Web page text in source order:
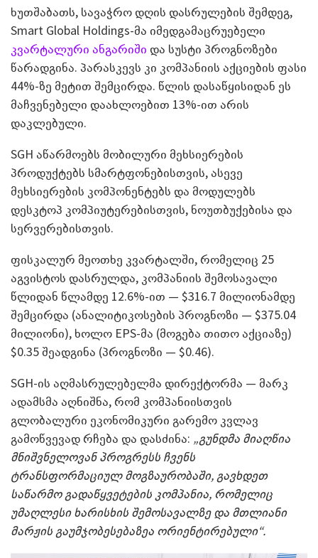
ხუთშაბათს, სავაჭრო დღის დასრულების შემდეგ,
Smart Global Holdings-მა იმედგამაცრუებელი
კვარტალური ანგარიში და სუსტი პროგნოზები
წარადგინა. პარასკევს კი კომპანიის აქციების ფასი
44%-ზე მეტით შემცირდა. წლის დასაწყისიდან ეს
მაჩვენებელი დაახლოებით 13%-ით არის
დაკლებული.
SGH აწარმოებს მობილური მეხსიერების
პროდუქტებს სმარტფონებისთვის, ასევე
მეხსიერების კომპონენტებს და მოდულებს
დესკტოპ კომპიუტერებისთვის, ნოუთბუქებისა და
სერვერებისთვის.
ფისკალურ მეოთხე კვარტალში, რომელიც 25
აგვისტოს დასრულდა, კომპანიის შემოსავალი
წლიდან წლამდე 12.6%-ით — $316.7 მილიონამდე
შემცირდა (ანალიტიკოსების პროგნოზი — $375.04
მილიონი), ხოლო EPS-მა (მოგება თითო აქციაზე)
$0.35 შეადგინა (პროგნოზი — $0.46).
SGH-ის აღმასრულებელმა დირექტორმა — მარკ
ადამსმა აღნიშნა, რომ კომპანიისთვის
გლობალური ეკონომიკური გარემო კვლავ
გამოწვევად რჩება და დასძინა: „გუნდმა მიაღწია
მნიშვნელოვან პროგრესს ჩვენს
ტრანსფორმაციულ მოგზაურობაში, გავხდეთ
საწარმო გადაწყვეტების კომპანია, რომელიც
უმაღლესი ხარისხის შემოსავალზე და მთლიანი
მარჟის გაუმჯობესებაზეა ორიენტირებული“.